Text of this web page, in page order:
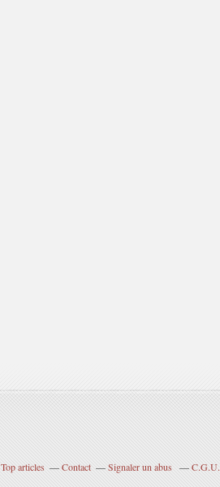
Top articles Contact Signaler un abus C.G.U.